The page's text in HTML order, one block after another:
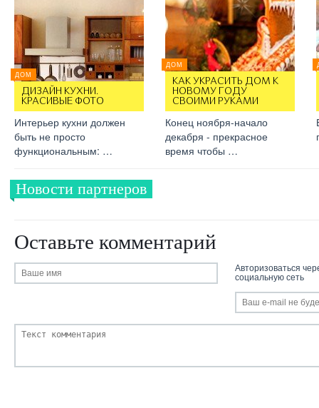
ДОМ
ДИЗАЙН КУХНИ.
КРАСИВЫЕ ФОТО
Интерьер кухни должен
быть не просто
функциональным: …
ДОМ
КАК УКРАСИТЬ ДОМ К
НОВОМУ ГОДУ
СВОИМИ РУКАМИ
Конец ноября-начало
декабря - прекрасное
время чтобы …
Новости партнеров
Оставьте комментарий
Авторизоваться
социальную сеть